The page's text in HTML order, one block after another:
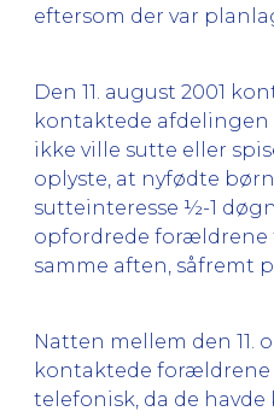
eftersom der var
Den 11. august 2001
kontaktede
ikke ville sutte eller
oplyste, at nyfødte
sutteinteresse ½-1
opfordrede forældrene
samme aften, såfremt
Natten mellem den 11.
kontaktede
telefonisk, da de